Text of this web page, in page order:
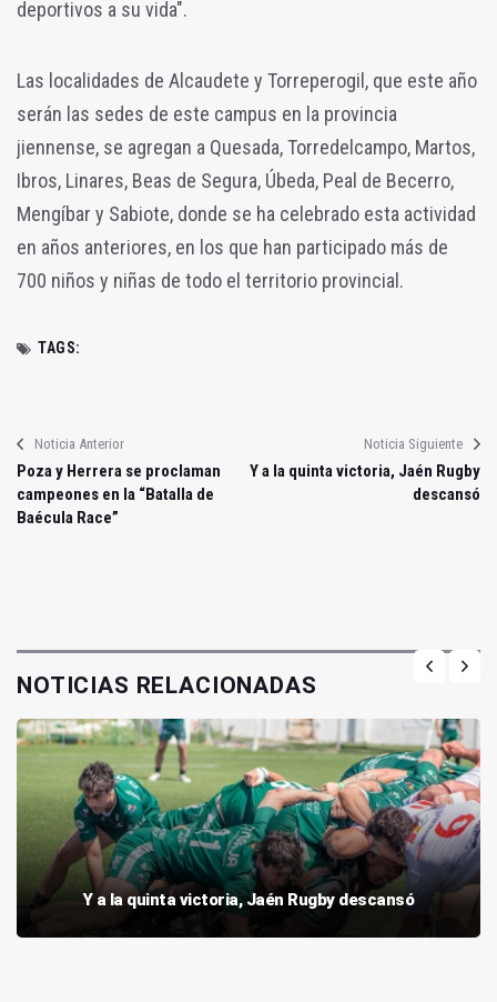
deportivos a su vida".
Las localidades de Alcaudete y Torreperogil, que este año
serán las sedes de este campus en la provincia
jiennense, se agregan a Quesada, Torredelcampo, Martos,
Ibros, Linares, Beas de Segura, Úbeda, Peal de Becerro,
Mengíbar y Sabiote, donde se ha celebrado esta actividad
en años anteriores, en los que han participado más de
700 niños y niñas de todo el territorio provincial.
TAGS:
Noticia Anterior
Poza y Herrera se proclaman
campeones en la “Batalla de
Baécula Race”
Noticia Siguiente
Y a la quinta victoria, Jaén Rugby
descansó
NOTICIAS RELACIONADAS
Y a la quinta victoria, Jaén Rugby descansó